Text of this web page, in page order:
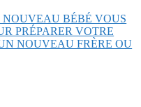
BÉBÉ VOUS
PRÉPARER VOTRE
NOUVEAU FRÈRE OU